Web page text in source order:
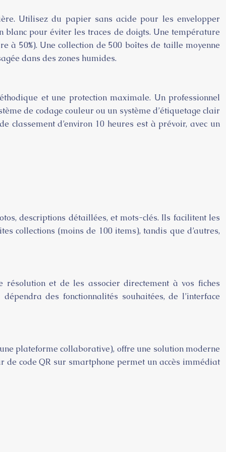
Utilisez du papier sans acide pour les envelopper
blanc pour éviter les traces de doigts. Une température
à 50%). Une collection de 500 boîtes de taille moyenne
dans des zones humides.
et une protection maximale. Un professionnel
de codage couleur ou un système d’étiquetage clair
classement d’environ 10 heures est à prévoir, avec un
descriptions détaillées, et mots-clés. Ils facilitent les
collections (moins de 100 items), tandis que d’autres,
et de les associer directement à vos fiches
des fonctionnalités souhaitées, de l’interface
plateforme collaborative), offre une solution moderne
de code QR sur smartphone permet un accès immédiat